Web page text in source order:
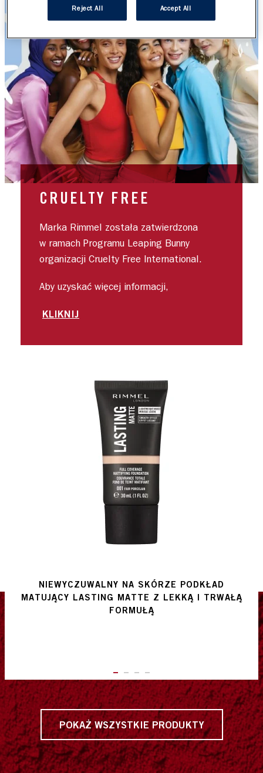
CRUELTY FREE
Marka Rimmel została zatwierdzona
w ramach Programu Leaping Bunny
organizacji Cruelty Free International.
Aby uzyskać więcej informacji,
KLIKNIJ
NIEWYCZUWALNY NA SKÓRZE PODKŁAD
MATUJĄCY LASTING MATTE Z LEKKĄ I TRWAŁĄ
FORMUŁĄ
ITEM 01 (CURRENT SLIDE)
ITEM 02
ITEM 03
ITEM 04
POKAŻ WSZYSTKIE PRODUKTY
Reject All Accept All